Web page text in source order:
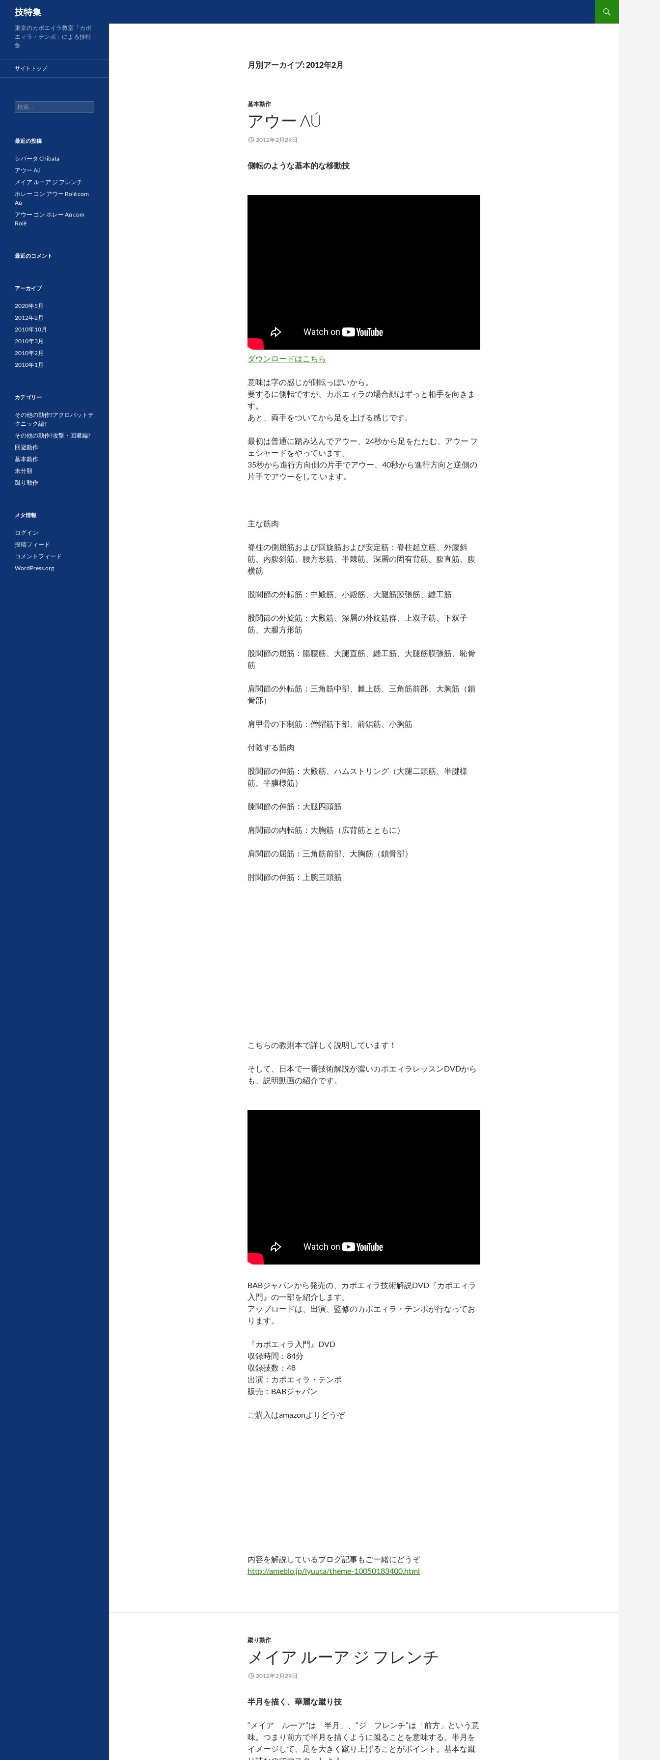
ツ
技特集
月別アーカイブ: 2012年2月
基本動作
アウー AÚ
2012年2月29日
側転のような基本的な移動技
ダウンロードはこちら
意味は字の感じが側転っぽいから。
要するに側転ですが、カポエィラの場合顔はずっと相手を向きま
す。
あと、両手をついてから足を上げる感じです。
最初は普通に踏み込んでアウー、24秒から足をたたむ、アウー フ
ェシャードをやっています。
35秒から進行方向側の片手でアウー、40秒から進行方向と逆側の
片手でアウーをして います。
主な筋肉
脊柱の側屈筋および回旋筋および安定筋：脊柱起立筋、外腹斜
筋、内腹斜筋、腰方形筋、半棘筋、深層の固有背筋、腹直筋、腹
横筋
股関節の外転筋：中殿筋、小殿筋、大腿筋膜張筋、縫工筋
股関節の外旋筋：大殿筋、深層の外旋筋群、上双子筋、下双子
筋、大腿方形筋
股関節の屈筋：腸腰筋、大腿直筋、縫工筋、大腿筋膜張筋、恥骨
筋
肩関節の外転筋：三角筋中部、棘上筋、三角筋前部、大胸筋（鎖
骨部）
肩甲骨の下制筋：僧帽筋下部、前鋸筋、小胸筋
付随する筋肉
股関節の伸筋：大殿筋、ハムストリング（大腿二頭筋、半腱様
筋、半膜様筋）
膝関節の伸筋：大腿四頭筋
肩関節の内転筋：大胸筋（広背筋とともに）
肩関節の屈筋：三角筋前部、大胸筋（鎖骨部）
肘関節の伸筋：上腕三頭筋
こちらの教則本で詳しく説明しています！
そして、日本で一番技術解説が濃いカポエィラレッスンDVDから
も、説明動画の紹介です。
BABジャパンから発売の、カポエィラ技術解説DVD『カポエィラ
入門』の一部を紹介します。
アップロードは、出演、監修のカポエィラ・テンポが行なってお
ります。
『カポエィラ入門』DVD
収録時間：84分
収録技数：48
出演：カポエィラ・テンポ
販売：BABジャパン
ご購入はamazonよりどうぞ
内容を解説しているブログ記事もご一緒にどうぞ
http://ameblo.jp/lyuuta/theme-10050183400.html
蹴り動作
メイア ルーア ジ フレンチ
2012年2月29日
半月を描く、華麗な蹴り技
“メイア ルーア”は「半月」、“ジ フレンチ”は「前方」という意
味。つまり前方で半月を描くように蹴ることを意味する。半月を
イメージして、足を大きく蹴り上げることがポイント。基本な蹴
東京のカポエイラ教室「カポ
エィラ・テンポ」による技特
集
サイトトップ
検
索:
最近の投稿
シバータ Chibata
アウー Aú
メイア ルーア ジ フレンチ
ホレー コン アウー Rolê com
Aú
アウー コン ホレー Aú com
Rolê
最近のコメント
アーカイブ
2020年5月
2012年2月
2010年10月
2010年3月
2010年2月
2010年1月
カテゴリー
その他の動作?アクロバットテ
クニック編?
その他の動作?攻撃・回避編?
回避動作
基本動作
未分類
蹴り動作
メタ情報
ログイン
投稿フィード
コメントフィード
WordPress.org